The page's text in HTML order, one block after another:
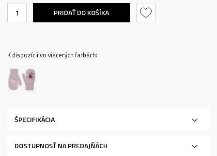
PRIDAŤ DO KOŠÍKA
K dispozícii vo viacerých farbách:
ŠPECIFIKÁCIA
DOSTUPNOSŤ NA PREDAJŇÁCH